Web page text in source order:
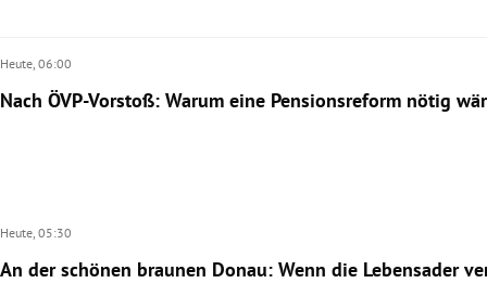
Heute, 06:00
Nach ÖVP-Vorstoß: Warum eine Pensionsreform nötig
Heute, 05:30
An der schönen braunen Donau: Wenn die Lebensader